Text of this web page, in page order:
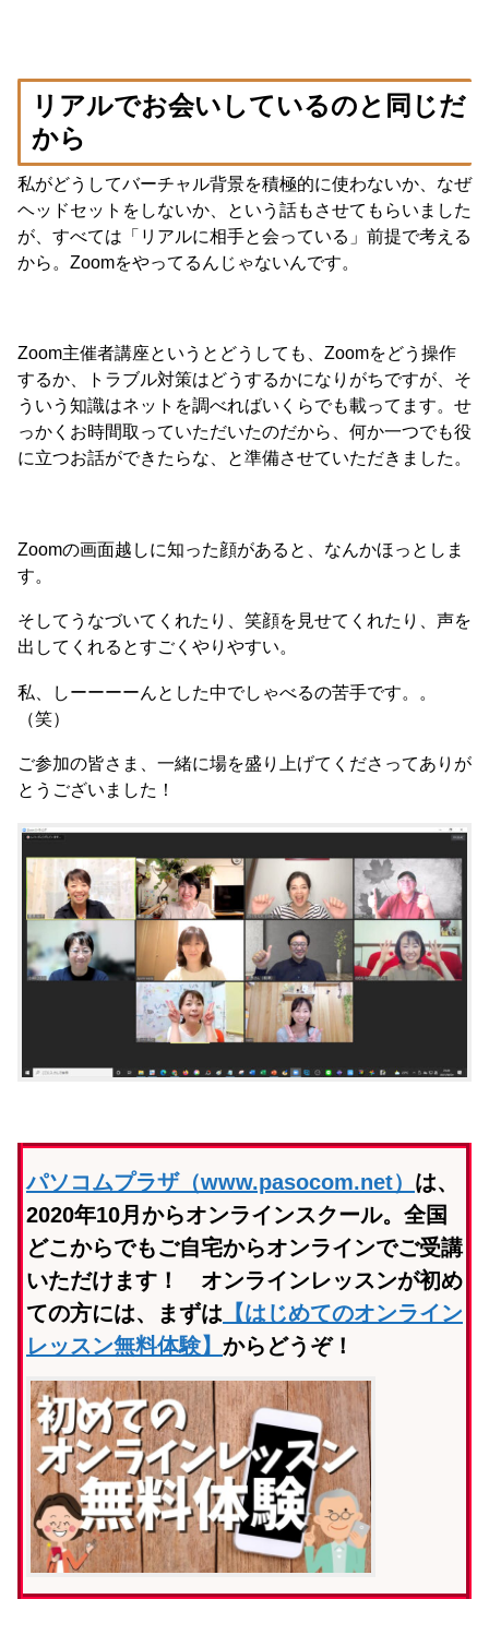
リアルでお会いしているのと同じだ
から
私がどうしてバーチャル背景を積極的に使わないか、なぜ
ヘッドセットをしないか、という話もさせてもらいました
が、すべては「リアルに相手と会っている」前提で考える
から。Zoomをやってるんじゃないんです。
Zoom主催者講座というとどうしても、Zoomをどう操作
するか、トラブル対策はどうするかになりがちですが、そ
ういう知識はネットを調べればいくらでも載ってます。せ
っかくお時間取っていただいたのだから、何か一つでも役
に立つお話ができたらな、と準備させていただきました。
Zoomの画面越しに知った顔があると、なんかほっとしま
す。
そしてうなづいてくれたり、笑顔を見せてくれたり、声を
出してくれるとすごくやりやすい。
私、しーーーーんとした中でしゃべるの苦手です。。
（笑）
ご参加の皆さま、一緒に場を盛り上げてくださってありが
とうございました！
パソコムプラザ（www.pasocom.net） は、
2020年10月からオンラインスクール。全国
どこからでもご自宅からオンラインでご受講
いただけます！ オンラインレッスンが初め
ての方には、まずは 【はじめてのオンライン
レッスン無料体験】 からどうぞ！